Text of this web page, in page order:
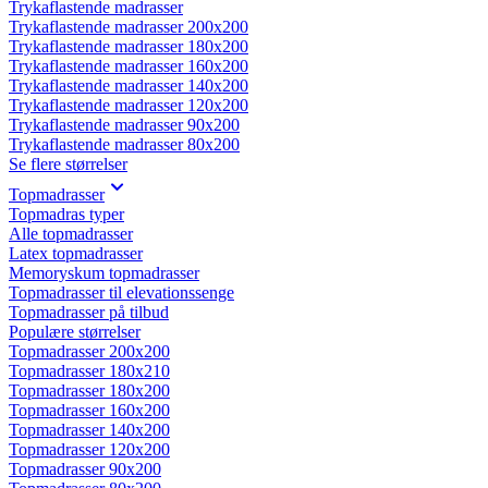
Trykaflastende madrasser
Trykaflastende madrasser 200x200
Trykaflastende madrasser 180x200
Trykaflastende madrasser 160x200
Trykaflastende madrasser 140x200
Trykaflastende madrasser 120x200
Trykaflastende madrasser 90x200
Trykaflastende madrasser 80x200
Se flere størrelser
Topmadrasser
Topmadras typer
Alle topmadrasser
Latex topmadrasser
Memoryskum topmadrasser
Topmadrasser til elevationssenge
Topmadrasser på tilbud
Populære størrelser
Topmadrasser 200x200
Topmadrasser 180x210
Topmadrasser 180x200
Topmadrasser 160x200
Topmadrasser 140x200
Topmadrasser 120x200
Topmadrasser 90x200